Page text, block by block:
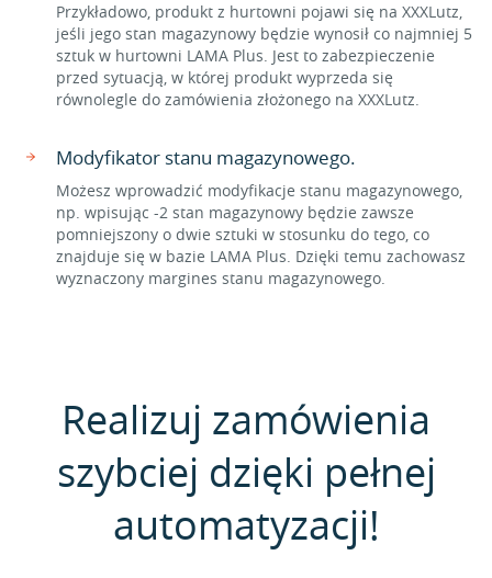
Przykładowo, produkt z hurtowni pojawi się na XXXLutz,
jeśli jego stan magazynowy będzie wynosił co najmniej 5
sztuk w hurtowni LAMA Plus. Jest to zabezpieczenie
przed sytuacją, w której produkt wyprzeda się
równolegle do zamówienia złożonego na XXXLutz.
Modyfikator stanu magazynowego.
Możesz wprowadzić modyfikacje stanu magazynowego,
np. wpisując -2 stan magazynowy będzie zawsze
pomniejszony o dwie sztuki w stosunku do tego, co
znajduje się w bazie LAMA Plus. Dzięki temu zachowasz
wyznaczony margines stanu magazynowego.
Realizuj zamówienia
szybciej dzięki pełnej
automatyzacji!